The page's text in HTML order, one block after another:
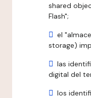
shared
Flash";
el
storage)
las
digital del
los